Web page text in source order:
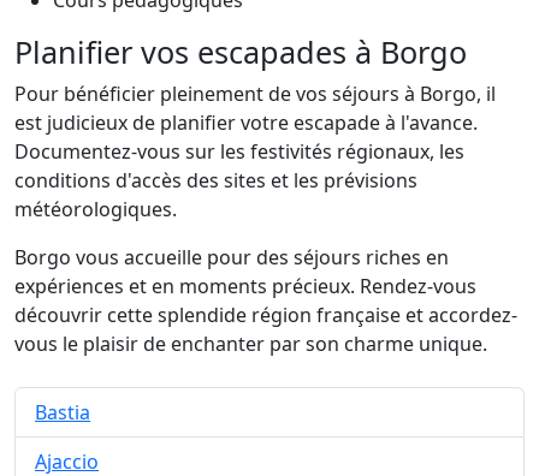
Planifier vos escapades à Borgo
Pour bénéficier pleinement de vos séjours à Borgo, il
est judicieux de planifier votre escapade à l'avance.
Documentez-vous sur les festivités régionaux, les
conditions d'accès des sites et les prévisions
météorologiques.
Borgo vous accueille pour des séjours riches en
expériences et en moments précieux. Rendez-vous
découvrir cette splendide région française et accordez-
vous le plaisir de enchanter par son charme unique.
Bastia
Ajaccio